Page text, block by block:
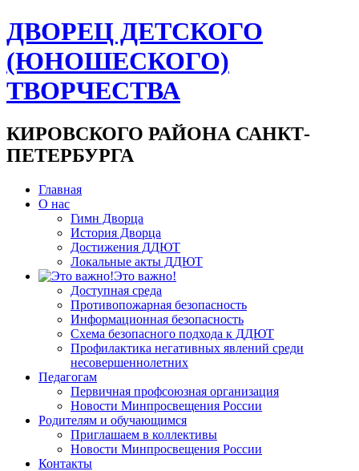
ДВОРЕЦ ДЕТСКОГО
(ЮНОШЕСКОГО)
ТВОРЧЕСТВА
КИРОВСКОГО РАЙОНА САНКТ-
ПЕТЕРБУРГА
Главная
О нас
Гимн Дворца
История Дворца
Достижения ДДЮТ
Локальные акты ДДЮТ
Это важно!
Доступная среда
Противопожарная безопасность
Информационная безопасность
Схема безопасного подхода к ДДЮТ
Профилактика негативных явлений среди
несовершеннолетних
Педагогам
Первичная профсоюзная организация
Новости Минпросвещения России
Родителям и обучающимся
Приглашаем в коллективы
Новости Минпросвещения России
Контакты